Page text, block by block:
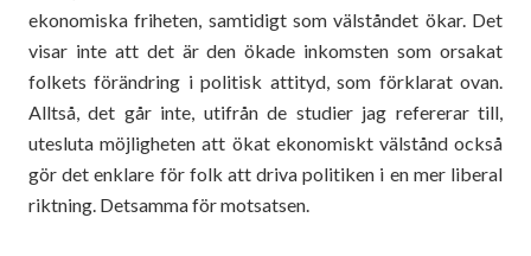
ekonomiska friheten, samtidigt som välståndet ökar. Det
visar inte att det är den ökade inkomsten som orsakat
folkets förändring i politisk attityd, som förklarat ovan.
Alltså, det går inte, utifrån de studier jag refererar till,
utesluta möjligheten att ökat ekonomiskt välstånd också
gör det enklare för folk att driva politiken i en mer liberal
riktning. Detsamma för motsatsen.